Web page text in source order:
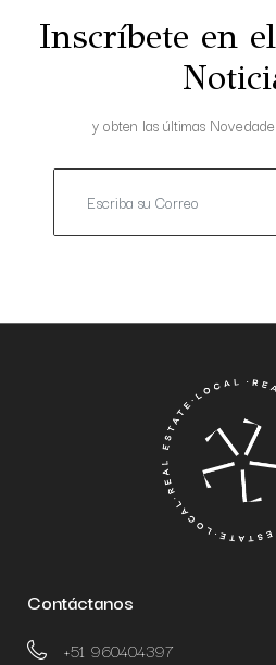
Inscríbete en
y obten las últimas
Contáctanos
+51 960404397